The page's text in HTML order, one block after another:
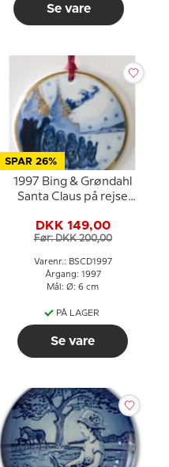
Se vare
SPAR 26%
1997 Bing & Grøndahl
Santa Claus på rejse
DKK 149,00
Før: DKK 200,00
Varenr.: BSCD1997
Årgang: 1997
Mål: Ø: 6 cm
PÅ LAGER
Se vare